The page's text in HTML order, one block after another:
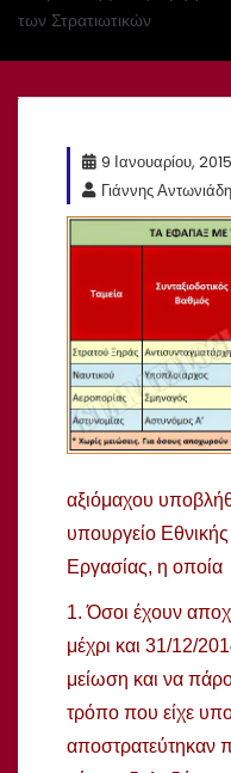
των Στρατιωτικών
9 Ιανουαρίου, 2015
Γιάννης
αξιόμαχου
υπουργείο
Εργασίας, η οποία
1. Όσοι έχουν
μέχρι και 31/12/
μείωση και να
τρόπο που είχε
αποστρατεύτηκαν